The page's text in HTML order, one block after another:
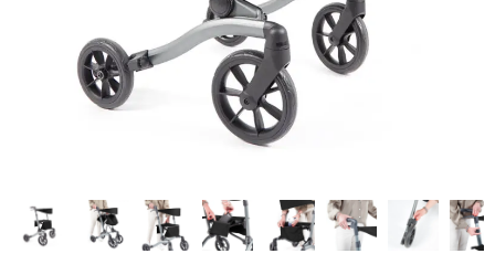
Topp 10
Gavetips
Fold
ut